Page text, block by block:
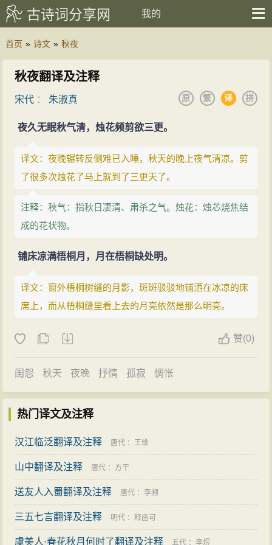
古诗词分享网 我的
首页 » 诗文 » 秋夜
秋夜翻译及注释
宋代 ： 朱淑真 拼
译
繁
原
夜久无眠秋气清，烛花频剪欲三更。
译文：夜晚辗转反侧难已入睡，秋天的晚上夜气清凉。剪
了很多次烛花了马上就到了三更天了。
注释：秋气：指秋日凄清、肃杀之气。烛花：烛芯烧焦结
成的花状物。
铺床凉满梧桐月，月在梧桐缺处明。
译文：窗外梧桐树缝的月影，斑斑驳驳地铺洒在冰凉的床
席上，而从梧桐缝里看上去的月亮依然是那么明亮。
赞(0)
闺怨 秋天 夜晚 抒情 孤寂 惆怅
热门译文及注释
汉江临泛翻译及注释 唐代 ：王维
山中翻译及注释 唐代 ： 方干
送友人入蜀翻译及注释 唐代 ：李频
三五七言翻译及注释 明代 ：释函可
虞美人·春花秋月何时了翻译及注释 五代 ：李煜